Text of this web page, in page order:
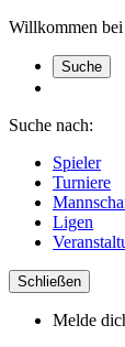
Willkommen bei
Suche
Suche nach:
Spieler
Turniere
Ligen
Schließen
Melde